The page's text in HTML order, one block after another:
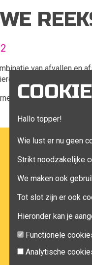
Hallo topper!
Wie lust er nu geen
Strikt noodzakelijke
We maken ook
Tot slot zijn er ook
Hieronder kan je
Functionele
Analytische
van afvallen en
maar in het bijzonder
in het tweede deel
Mijn account
Klant
Aankoop